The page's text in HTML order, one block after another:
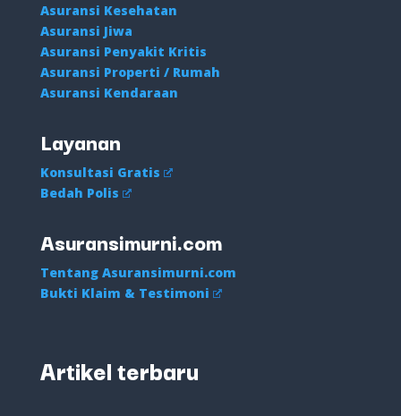
Asuransi Kesehatan
Asuransi Jiwa
Asuransi Penyakit Kritis
Asuransi Properti / Rumah
Asuransi Kendaraan
Layanan
Konsultasi Gratis
Bedah Polis
Asuransimurni.com
Tentang Asuransimurni.com
Bukti Klaim & Testimoni
Artikel terbaru